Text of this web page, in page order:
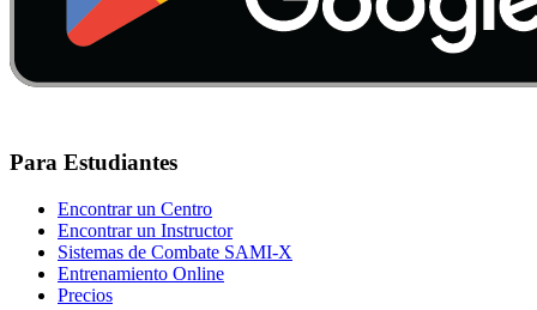
Para Estudiantes
Encontrar un Centro
Encontrar un Instructor
Sistemas de Combate SAMI-X
Entrenamiento Online
Precios